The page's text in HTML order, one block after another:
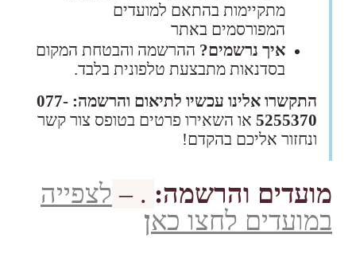
מתקיימות בהתאם למועדים
המפורסמים באתר
איך נרשמים? ההרשמה והבטחת המקום
בסדנאות מתבצעת טלפונית בלבד.
התקשרו אלינו עכשיו לתיאום והרשמה: 077-
5255370 או השאירו פרטים בטופס צור קשר
ונחזור אליכם בהקדם!
מועדים והרשמה: . – לצפייה
במועדים לחצו כאן